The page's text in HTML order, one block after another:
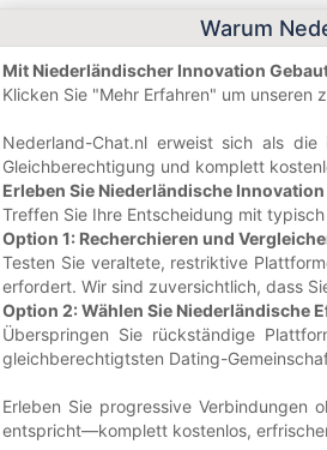
Warum
Mit Niederländischer Innovation
Klicken Sie "Mehr Erfahren" um
Nederland-Chat.nl erweist sich als
Gleichberechtigung und komplett
Erleben Sie Niederländische Innovation
Treffen Sie Ihre Entscheidung mit
Option 1: Recherchieren und
Testen Sie veraltete, restriktive
erfordert. Wir sind zuversichtlich, dass
Option 2: Wählen Sie Niederländische
Überspringen Sie rückständige
gleichberechtigtsten Dating-
Erleben Sie progressive Verbindungen
entspricht—komplett kostenlos,